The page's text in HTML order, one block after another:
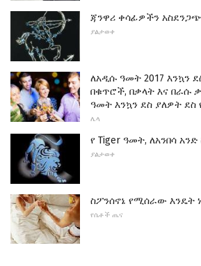
ጃንዋሪ ቀሳፊዎችን
ያልታወቀ
ለአዲሱ ዓመት 2017 እንኳን
በቁጥሮች, በቃላት እና በራሱ
ዓመት እንኳን ደስ ያለዎት ደስ
ሌላ
የ Tiger ዓመት, ለአንበሳ
ያልታወቀ
ስፖንሰኖኔ የሚሰራው እንዴት
የሴቶች ጤና